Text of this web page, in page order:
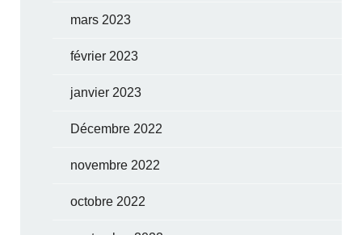
mars 2023
février 2023
janvier 2023
Décembre 2022
novembre 2022
octobre 2022